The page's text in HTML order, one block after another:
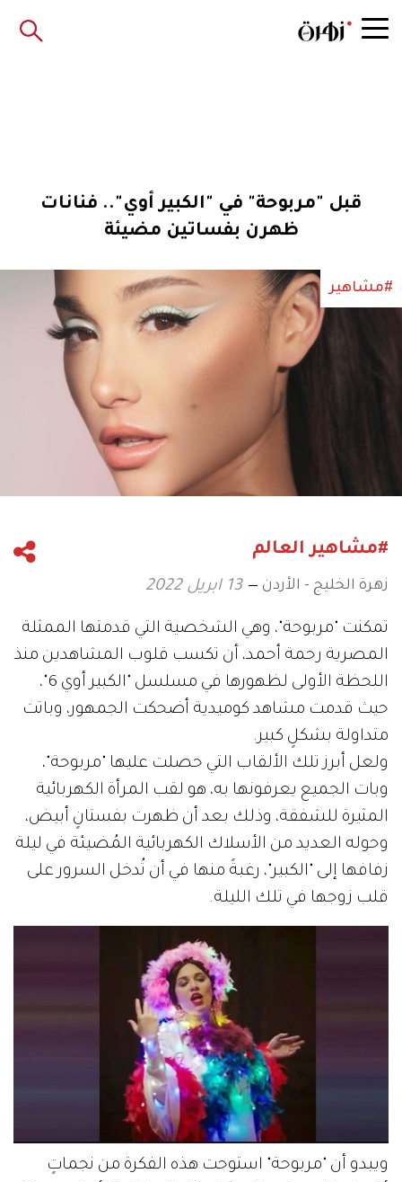
قبل "مربوحة" في "الكبير أوي".. فنانات
ظهرن بفساتين مضيئة
#مشاهير
#مشاهير العالم
زهرة الخليج - الأردن 13 ابريل 2022
تمكنت "مربوحة"، وهي الشخصية التي قدمتها الممثلة
المصرية رحمة أحمد، أن تكسب قلوب المشاهدين منذ
اللحظة الأولى لظهورها في مسلسل "الكبير أوي 6"،
حيث قدمت مشاهد كوميدية أضحكت الجمهور، وباتت
متداولة بشكلٍ كبير.
ولعل أبرز تلك الألقاب التي حصلت عليها "مربوحة"،
وبات الجميع يعرفونها به، هو لقب المرأة الكهربائية
المثيرة للشفقة، وذلك بعد أن ظهرت بفستانٍ أبيض،
وحوله العديد من الأسلاك الكهربائية المُضيئة في ليلة
زفافها إلى "الكبير"، رغبةً منها في أن تُدخل السرور على
قلب زوجها في تلك الليلة.
ويبدو أن "مربوحة" استوحت هذه الفكرة من نجماتٍ